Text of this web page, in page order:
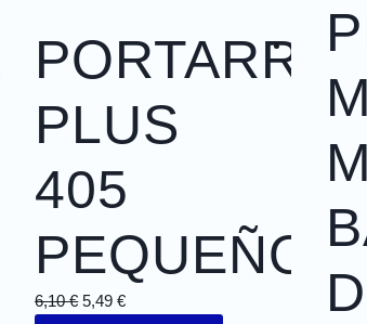
PLUS
405
PEQUEÑO
6,10€ 5,49€